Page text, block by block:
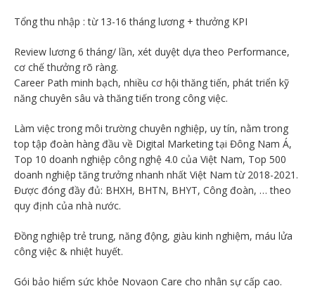
Tổng thu nhập : từ 13-16 tháng lương + thưởng KPI
Review lương 6 tháng/ lần, xét duyệt dựa theo Performance,
cơ chế thưởng rõ ràng.
Career Path minh bạch, nhiều cơ hội thăng tiến, phát triển kỹ
năng chuyên sâu và thăng tiến trong công việc.
Làm việc trong môi trường chuyên nghiệp, uy tín, nằm trong
top tập đoàn hàng đầu về Digital Marketing tại Đông Nam Á,
Top 10 doanh nghiệp công nghệ 4.0 của Việt Nam, Top 500
doanh nghiệp tăng trưởng nhanh nhất Việt Nam từ 2018-2021.
Được đóng đầy đủ: BHXH, BHTN, BHYT, Công đoàn, … theo
quy định của nhà nước.
Đồng nghiệp trẻ trung, năng động, giàu kinh nghiệm, máu lửa
công việc & nhiệt huyết.
Gói bảo hiểm sức khỏe Novaon Care cho nhân sự cấp cao.